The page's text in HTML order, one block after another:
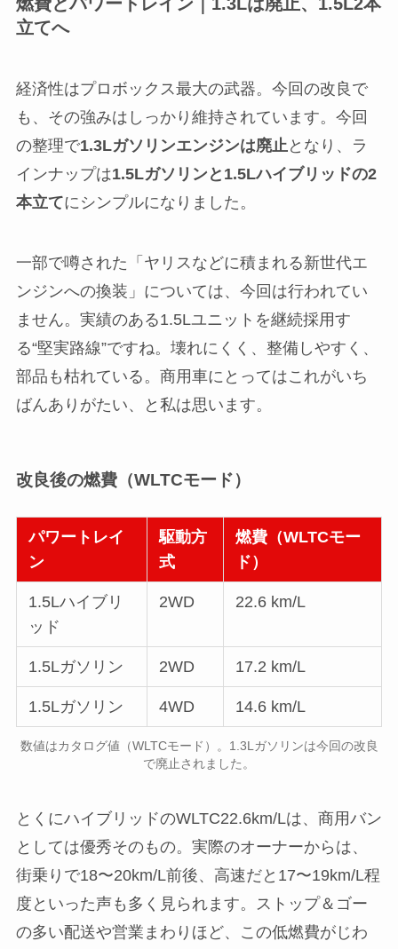
立てへ
経済性はプロボックス最大の武器。今回の改良で
も、その強みはしっかり維持されています。今回
の整理で1.3Lガソリンエンジンは廃止 となり、ラ
インナップは1.5Lガソリンと1.5Lハイブリッドの2
本立てにシンプルになりました。
一部で噂された「ヤリスなどに積まれる新世代エ
ンジンへの換装」については、今回は行われてい
ません。実績のある1.5Lユニットを継続採用す
る“堅実路線”ですね。壊れにくく、整備しやすく、
部品も枯れている。商用車にとってはこれがいち
ばんありがたい、と私は思います。
改良後の燃費（WLTCモード）
パワートレイ
ン
駆動方
式
燃費（WLTCモー
ド）
1.5Lハイブリ
ッド
2WD 22.6 km/L
1.5Lガソリン 2WD 17.2 km/L
1.5Lガソリン 4WD 14.6 km/L
数値はカタログ値（WLTCモード）。1.3Lガソリンは今回の改良
で廃止されました。
とくにハイブリッドのWLTC22.6km/Lは、商用バン
としては優秀そのもの。実際のオーナーからは、
街乗りで18〜20km/L前後、高速だと17〜19km/L程
度といった声も多く見られます。ストップ＆ゴー
の多い配送や営業まわりほど、この低燃費がじわ